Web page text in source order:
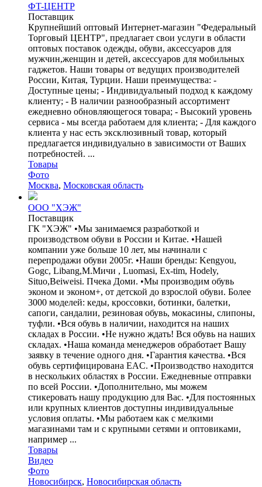
ФT-ЦЕНТР
Поставщик
Крупнейший оптовый Интернет-магазин "Федеральный
Торговый ЦЕНТР", предлагает свои услуги в области
оптовых поставок одежды, обуви, аксессуаров для
мужчин,женщин и детей, аксессуаров для мобильных
гаджетов. Наши товары от ведущих производителей
России, Китая, Турции. Наши преимущества: -
Доступные цены; - Индивидуальный подход к каждому
клиенту; - В наличии разнообразный ассортимент
ежедневно обновляющегося товара; - Высокий уровень
сервиса - мы всегда работаем для клиента; - Для каждого
клиента у нас есть эксклюзивный товар, который
предлагается индивидуально в зависимости от Ваших
потребностей. ...
Товары
Фото
Москва, Московская область
ООО "ХЭЖ"
Поставщик
ГК "ХЭЖ" •Мы занимаемся разработкой и
производством обуви в России и Китае. •Нашей
компании уже больше 10 лет, мы начинали с
перепродажи обуви 2005г. •Наши бренды: Kengyou,
Gogc, Libang,М.Мичи , Luomasi, Ex-tim, Hodely,
Situo,Beiweisi. Пчека Доми. •Мы производим обувь
эконом и эконом+, от детской до взрослой обуви. Более
3000 моделей: кеды, кроссовки, ботинки, балетки,
сапоги, сандалии, резиновая обувь, мокасины, слипоны,
туфли. •Вся обувь в наличии, находится на наших
складах в России. •Не нужно ждать! Вся обувь на наших
складах. •Наша команда менеджеров обработает Вашу
заявку в течение одного дня. •Гарантия качества. •Вся
обувь сертифицирована EAC. •Производство находится
в нескольких областях в России. Ежедневные отправки
по всей России. •Дополнительно, мы можем
стикеровать нашу продукцию для Вас. •Для постоянных
или крупных клиентов доступны индивидуальные
условия оплаты. •Мы работаем как с мелкими
магазинами там и с крупными сетями и оптовиками,
например ...
Товары
Видео
Фото
Новосибирск, Новосибирская область